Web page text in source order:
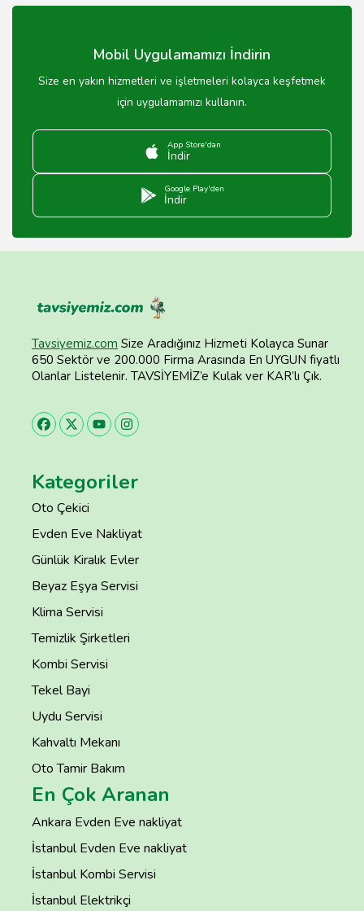
havalandırma sistemi kurulumu ve bakımı hizmeti
Mobil Uygulamamızı İndirin
Size en yakın hizmetleri ve işletmeleri kolayca keşfetmek
için uygulamamızı kullanın.
App Store'dan
İndir
Google Play'den
İndir
Tavsiyemiz.com Size Aradığınız Hizmeti Kolayca Sunar
650 Sektör ve 200.000 Firma Arasında En UYGUN fiyatlı
Olanlar Listelenir. TAVSİYEMİZ’e Kulak ver KAR’lı Çık.
Kategoriler
Oto Çekici
Evden Eve Nakliyat
Günlük Kiralık Evler
Beyaz Eşya Servisi
Klima Servisi
Temizlik Şirketleri
Kombi Servisi
Tekel Bayi
Uydu Servisi
Kahvaltı Mekanı
Oto Tamir Bakım
En Çok Aranan
Ankara Evden Eve nakliyat
İstanbul Evden Eve nakliyat
İstanbul Kombi Servisi
İstanbul Elektrikçi